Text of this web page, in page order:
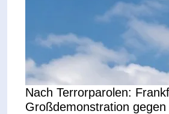
Nach Terrorparolen:
Großdemonstration